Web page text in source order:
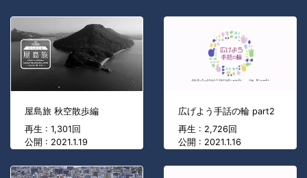
屋島旅 秋空散歩編
再生 : 1,301回
公開 : 2021.1.19
広げよう手話の輪 part2
再生 : 2,726回
公開 : 2021.1.16